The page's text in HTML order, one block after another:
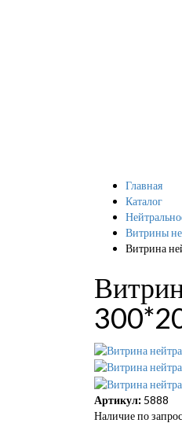
Главная
Каталог
Витрины
Витрина
Артикул:5888
Наличие по